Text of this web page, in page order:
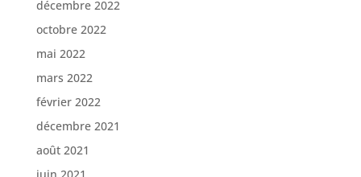
décembre 2022
octobre 2022
mai 2022
mars 2022
février 2022
décembre 2021
août 2021